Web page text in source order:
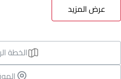
عرض المزيد
الخطة